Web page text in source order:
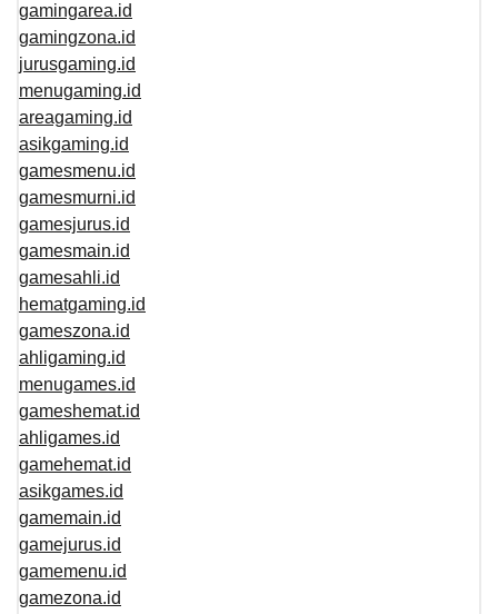
gamingarea.id
gamingzona.id
jurusgaming.id
menugaming.id
areagaming.id
asikgaming.id
gamesmenu.id
gamesmurni.id
gamesjurus.id
gamesmain.id
gamesahli.id
hematgaming.id
gameszona.id
ahligaming.id
menugames.id
gameshemat.id
ahligames.id
gamehemat.id
asikgames.id
gamemain.id
gamejurus.id
gamemenu.id
gamezona.id